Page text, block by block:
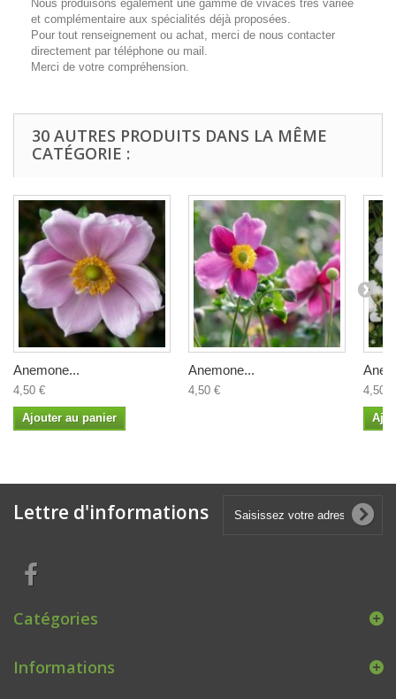
Nous produisons également une gamme de vivaces très variée
et complémentaire aux spécialités déjà proposées.
Pour tout renseignement ou achat, merci de nous contacter
directement par téléphone ou mail.
Merci de votre compréhension.
30 AUTRES PRODUITS DANS LA MÊME
CATÉGORIE :
Anemone...
4,50 €
Ajouter au panier
Anemone...
4,50 € 4,50 €
Lettre d'informations
Catégories
Informations